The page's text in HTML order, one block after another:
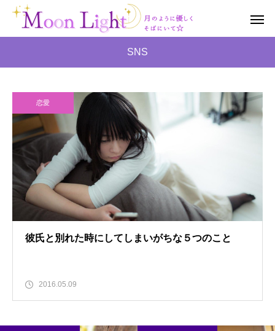
SNS
恋愛
彼氏と別れた時にしてしまいがちな５つのこと
2016.05.09